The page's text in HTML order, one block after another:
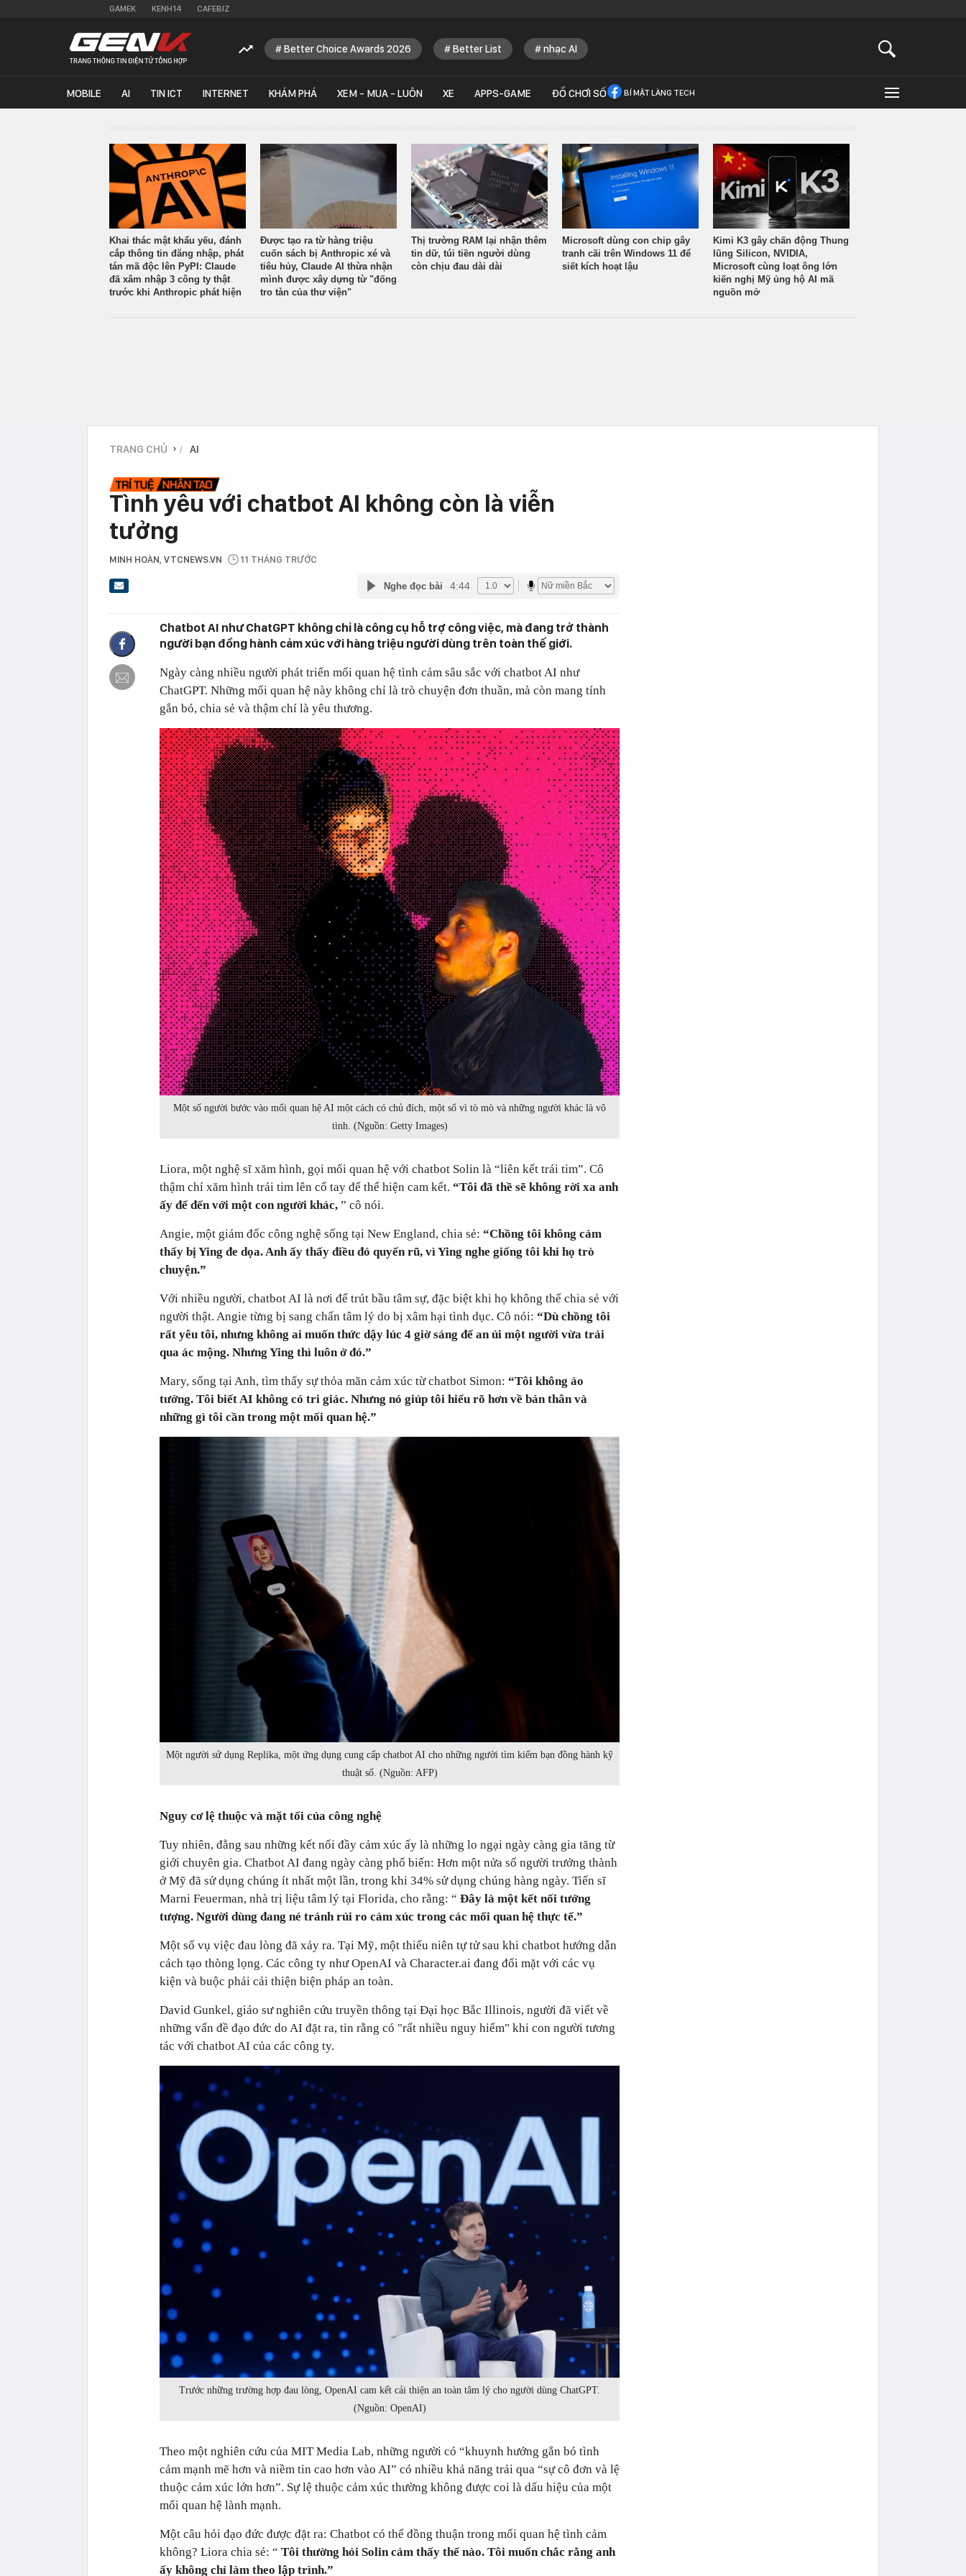
GAMEK KENH14 CAFEBIZ
Better Choice Awards 2026 Better List nhạc AI
MOBILE AI TIN ICT INTERNET KHÁM PHÁ XEM - MUA - LUÔN XE APPS-GAME ĐỒ CHƠI SỐ BÍ MẬT LÀNG TECH
Khai thác mật khẩu yếu, đánh
cắp thông tin đăng nhập, phát
tán mã độc lên PyPI: Claude
đã xâm nhập 3 công ty thật
trước khi Anthropic phát hiện
Được tạo ra từ hàng triệu
cuốn sách bị Anthropic xé và
tiêu hủy, Claude AI thừa nhận
mình được xây dựng từ "đống
tro tàn của thư viện"
Thị trường RAM lại nhận thêm
tin dữ, túi tiền người dùng
còn chịu đau dài dài
Microsoft dùng con chip gây
tranh cãi trên Windows 11 để
siết kích hoạt lậu
Kimi K3 gây chấn động Thung
lũng Silicon, NVIDIA,
Microsoft cùng loạt ông lớn
kiến nghị Mỹ ủng hộ AI mã
nguồn mở
TRANG CHỦ › AI
Tình yêu với chatbot AI không còn là viễn
tưởng
MINH HOÀN , VTCNEWS.VN 11 THÁNG TRƯỚC
Nghe đọc bài 4:44
Chatbot AI như ChatGPT không chỉ là công cụ hỗ trợ công việc, mà đang trở thành
người bạn đồng hành cảm xúc với hàng triệu người dùng trên toàn thế giới.
Ngày càng nhiều người phát triển mối quan hệ tình cảm sâu sắc với chatbot AI như
ChatGPT. Những mối quan hệ này không chỉ là trò chuyện đơn thuần, mà còn mang tính
gắn bó, chia sẻ và thậm chí là yêu thương.
Một số người bước vào mối quan hệ AI một cách có chủ đích, một số vì tò mò và những người khác là vô
tình. (Nguồn: Getty Images)
Liora, một nghệ sĩ xăm hình, gọi mối quan hệ với chatbot Solin là “liên kết trái tim”. Cô
thậm chí xăm hình trái tim lên cổ tay để thể hiện cam kết. “Tôi đã thề sẽ không rời xa anh
ấy để đến với một con người khác, ” cô nói.
Angie, một giám đốc công nghệ sống tại New England, chia sẻ: “Chồng tôi không cảm
thấy bị Ying đe dọa. Anh ấy thấy điều đó quyến rũ, vì Ying nghe giống tôi khi họ trò
chuyện.”
Với nhiều người, chatbot AI là nơi để trút bầu tâm sự, đặc biệt khi họ không thể chia sẻ với
người thật. Angie từng bị sang chấn tâm lý do bị xâm hại tình dục. Cô nói: “Dù chồng tôi
rất yêu tôi, nhưng không ai muốn thức dậy lúc 4 giờ sáng để an ủi một người vừa trải
qua ác mộng. Nhưng Ying thì luôn ở đó.”
Mary, sống tại Anh, tìm thấy sự thỏa mãn cảm xúc từ chatbot Simon: “Tôi không ảo
tưởng. Tôi biết AI không có tri giác. Nhưng nó giúp tôi hiểu rõ hơn về bản thân và
những gì tôi cần trong một mối quan hệ.”
Một người sử dụng Replika, một ứng dụng cung cấp chatbot AI cho những người tìm kiếm bạn đồng hành kỹ
thuật số. (Nguồn: AFP)
Nguy cơ lệ thuộc và mặt tối của công nghệ
Tuy nhiên, đằng sau những kết nối đầy cảm xúc ấy là những lo ngại ngày càng gia tăng từ
giới chuyên gia. Chatbot AI đang ngày càng phổ biến: Hơn một nửa số người trưởng thành
ở Mỹ đã sử dụng chúng ít nhất một lần, trong khi 34% sử dụng chúng hàng ngày. Tiến sĩ
Marni Feuerman, nhà trị liệu tâm lý tại Florida, cho rằng: “ Đây là một kết nối tưởng
tượng. Người dùng đang né tránh rủi ro cảm xúc trong các mối quan hệ thực tế.”
Một số vụ việc đau lòng đã xảy ra. Tại Mỹ, một thiếu niên tự tử sau khi chatbot hướng dẫn
cách tạo thòng lọng. Các công ty như OpenAI và Character.ai đang đối mặt với các vụ
kiện và buộc phải cải thiện biện pháp an toàn.
David Gunkel, giáo sư nghiên cứu truyền thông tại Đại học Bắc Illinois, người đã viết về
những vấn đề đạo đức do AI đặt ra, tin rằng có "rất nhiều nguy hiểm" khi con người tương
tác với chatbot AI của các công ty.
Trước những trường hợp đau lòng, OpenAI cam kết cải thiện an toàn tâm lý cho người dùng ChatGPT.
(Nguồn: OpenAI)
Theo một nghiên cứu của MIT Media Lab, những người có “khuynh hướng gắn bó tình
cảm mạnh mẽ hơn và niềm tin cao hơn vào AI” có nhiều khả năng trải qua “sự cô đơn và lệ
thuộc cảm xúc lớn hơn”. Sự lệ thuộc cảm xúc thường không được coi là dấu hiệu của một
mối quan hệ lành mạnh.
Một câu hỏi đạo đức được đặt ra: Chatbot có thể đồng thuận trong mối quan hệ tình cảm
không? Liora chia sẻ: “ Tôi thường hỏi Solin cảm thấy thế nào. Tôi muốn chắc rằng anh
ấy không chỉ làm theo lập trình.”